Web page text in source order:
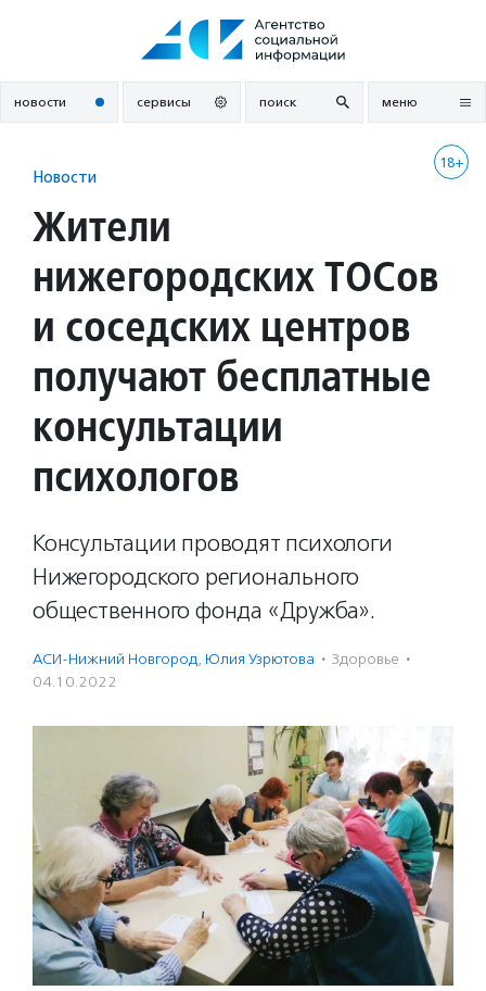
новости сервисы поиск меню
18+
Новости
Жители
нижегородских ТОСов
и соседских центров
получают бесплатные
консультации
психологов
Консультации проводят психологи
Нижегородского регионального
общественного фонда «Дружба».
АСИ-Нижний Новгород, Юлия Узрютова · Здоровье ·
04.10.2022